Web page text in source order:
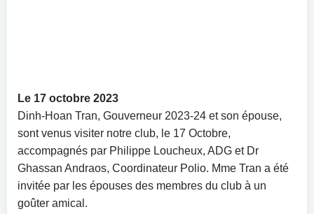
Le 17 octobre 2023
Dinh-Hoan Tran, Gouverneur 2023-24 et son épouse,
sont venus visiter notre club, le 17 Octobre,
accompagnés par Philippe Loucheux, ADG et Dr
Ghassan Andraos, Coordinateur Polio. Mme Tran a été
invitée par les épouses des membres du club à un
goûter amical.